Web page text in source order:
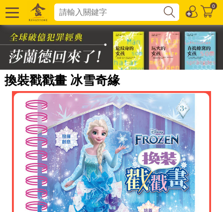
0
換裝戳戳畫 冰雪奇緣